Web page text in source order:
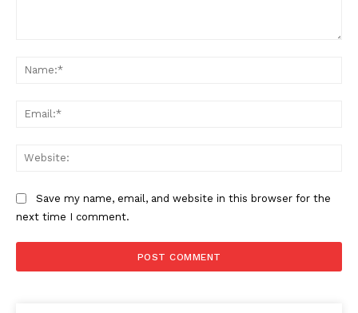
Save my name, email, and website in this browser for the
next time I comment.